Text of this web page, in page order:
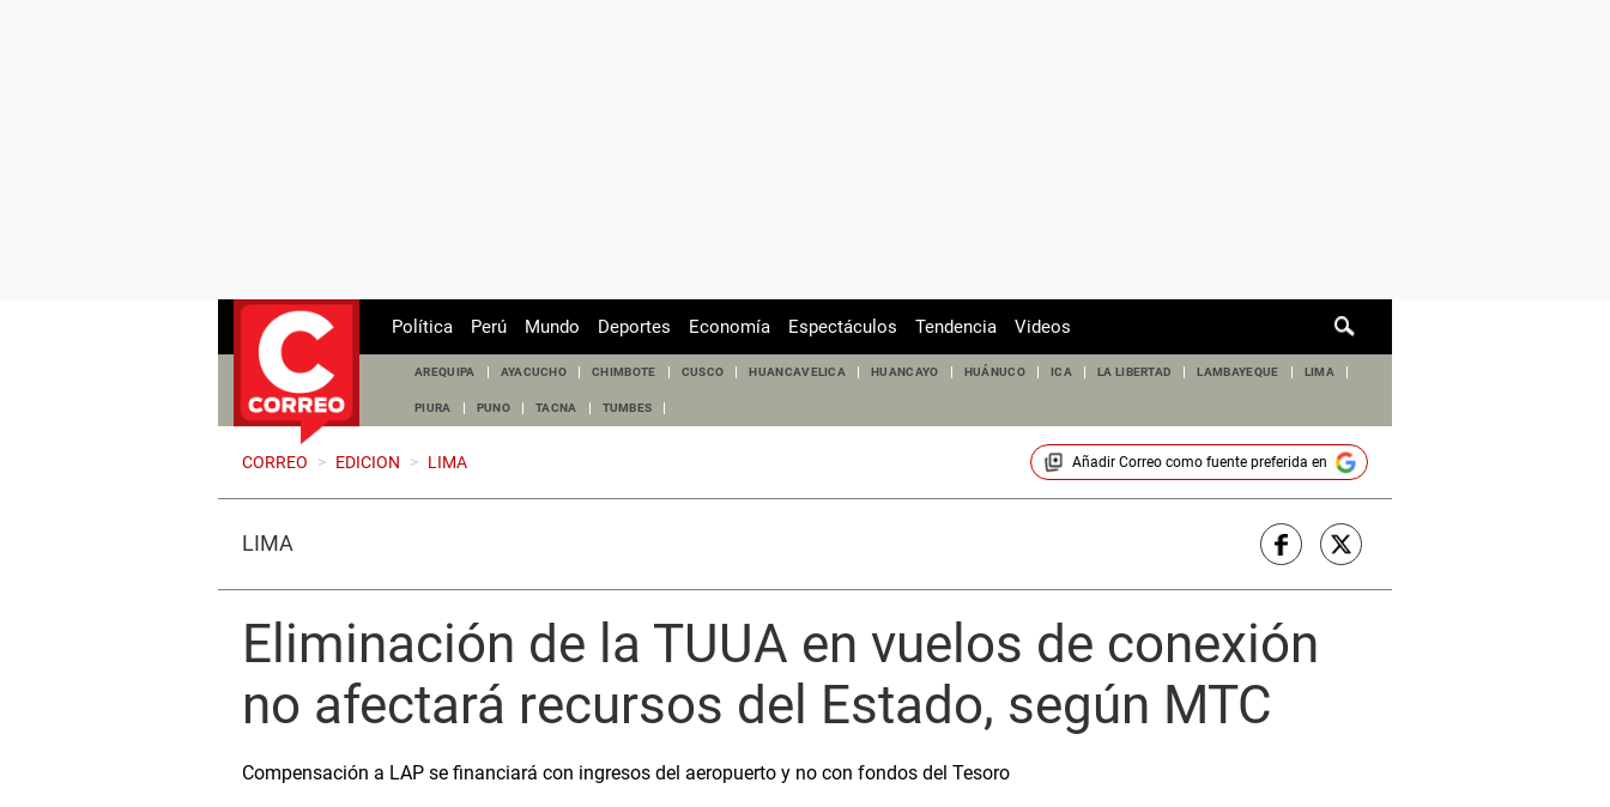
de
Política Perú Mundo Deportes Economía Espectáculos Tendencia Videos
AREQUIPA AYACUCHO CHIMBOTE CUSCO HUANCAVELICA HUANCAYO HUÁNUCO ICA LA LIBERTAD LAMBAYEQUE LIMA
PIURA PUNO TACNA TUMBES
CORREO > EDICION > LIMA Añadir Correocomo fuente preferida en
LIMA
Eliminación de la TUUA en vuelos de conexión
no afectará recursos del Estado, según MTC
Compensación a LAP se financiará con ingresos del aeropuerto y no con fondos del Tesoro